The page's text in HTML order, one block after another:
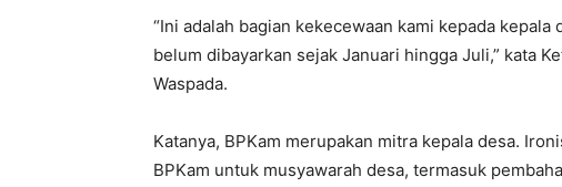
“Ini adalah bagian kekecewaan kami kepada
belum dibayarkan sejak Januari hingga Juli,” kata
Waspada.
Katanya, BPKam merupakan mitra kepala desa.
BPKam untuk musyawarah desa, termasuk